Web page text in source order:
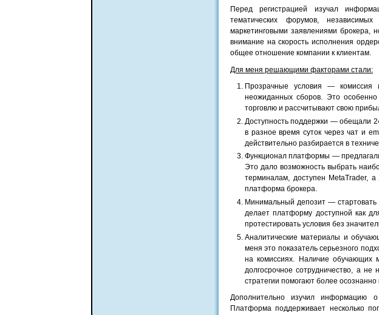
Перед регистрацией изучал
тематических форумов,
маркетинговыми заявлениями брокера,
внимание на скорость исполнения
общее отношение компании к клиентам.
Для меня решающими факторами стали:
Прозрачные условия —
неожиданных сборов. Это
торговлю и рассчитывают свою
Доступность поддержки — обещали
в разное время суток через чат и
действительно разбирается в
Функционал платформы —
Это дало возможность выбрать
терминалам, доступен MetaTrader,
платформа брокера.
Минимальный депозит —
делает платформу доступной как
протестировать условия без
Аналитические материалы и
меня это показатель серьезного
на комиссиях. Наличие обучающих
долгосрочное сотрудничество, а
стратегии помогают более осознанно
Дополнительно изучил информацию
Платформа поддерживает несколько